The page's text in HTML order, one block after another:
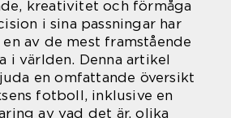
kreativitet och förmåga
i sina passningar har
av de mest framstående
i världen. Denna artikel
en omfattande översikt
fotboll, inklusive en
av vad det är, olika